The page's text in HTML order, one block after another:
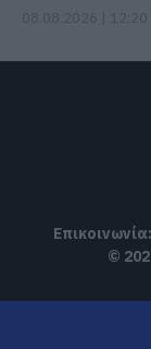
Επικοινωνία:
©